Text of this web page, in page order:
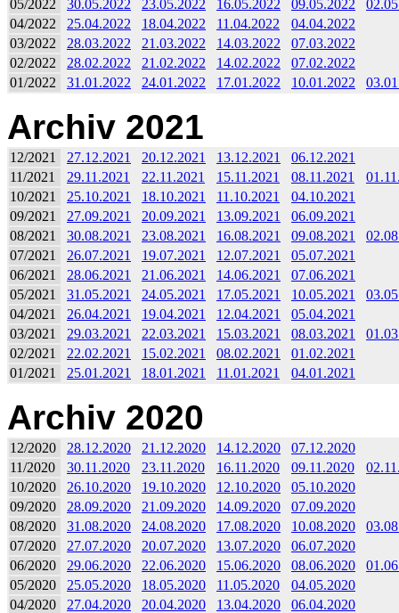
05/2022 30.05.2022 23.05.2022 16.05.2022 09.05.2022
04/2022
25.04.2022 18.04.2022 11.04.2022
04.04.2022
03/2022
28.03.2022 21.03.2022 14.03.2022
07.03.2022
02/2022
28.02.2022 21.02.2022 14.02.2022
07.02.2022
01/2022
31.01.2022 24.01.2022 17.01.2022 10.01.2022
Archiv 2021
12/2021 27.12.2021 20.12.2021 13.12.2021
06.12.2021
11/2021
29.11.2021 22.11.2021 15.11.2021 08.11.2021
10/2021
25.10.2021 18.10.2021 11.10.2021
04.10.2021
09/2021
27.09.2021 20.09.2021 13.09.2021
06.09.2021
08/2021
30.08.2021 23.08.2021 16.08.2021 09.08.2021
07/2021
26.07.2021 19.07.2021 12.07.2021
05.07.2021
06/2021
28.06.2021 21.06.2021 14.06.2021
07.06.2021
05/2021
31.05.2021 24.05.2021 17.05.2021 10.05.2021
04/2021
26.04.2021 19.04.2021 12.04.2021
05.04.2021
03/2021
29.03.2021 22.03.2021 15.03.2021 08.03.2021
02/2021
22.02.2021 15.02.2021 08.02.2021
01.02.2021
01/2021
25.01.2021 18.01.2021 11.01.2021 04.01.2021
Archiv 2020
12/2020 28.12.2020 21.12.2020 14.12.2020
07.12.2020
11/2020
30.11.2020 23.11.2020 16.11.2020 09.11.2020
10/2020
26.10.2020 19.10.2020 12.10.2020
05.10.2020
09/2020
28.09.2020 21.09.2020 14.09.2020
07.09.2020
08/2020
31.08.2020 24.08.2020 17.08.2020 10.08.2020
07/2020
27.07.2020 20.07.2020 13.07.2020
06.07.2020
06/2020
29.06.2020 22.06.2020 15.06.2020 08.06.2020
05/2020
25.05.2020 18.05.2020 11.05.2020
04.05.2020
04/2020
27.04.2020 20.04.2020 13.04.2020
06.04.2020